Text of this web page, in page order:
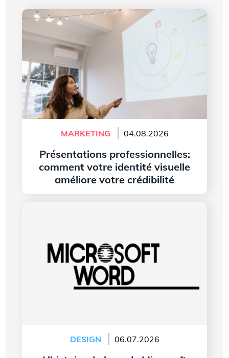
MARKETING 04.08.2026
Présentations professionnelles:
comment votre identité visuelle
améliore votre crédibilité
Présentations professionnelles: comment votre
identité visuelle améliore votre crédibilité
DESIGN 06.07.2026